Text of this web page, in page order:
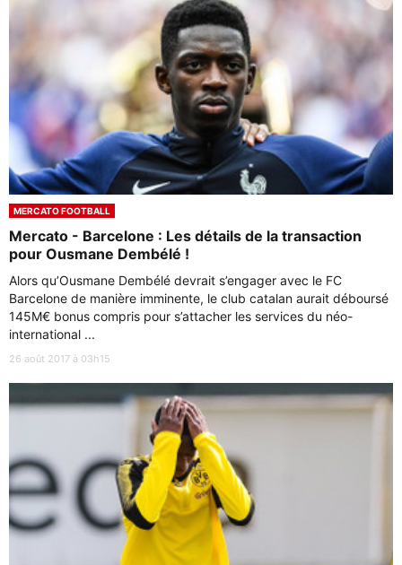
MERCATO FOOTBALL
Mercato - Barcelone : Les détails de la transaction
pour Ousmane Dembélé !
Alors qu’Ousmane Dembélé devrait s’engager avec le FC
Barcelone de manière imminente, le club catalan aurait déboursé
145M€ bonus compris pour s’attacher les services du néo-
international ...
26 août 2017 à 03h15